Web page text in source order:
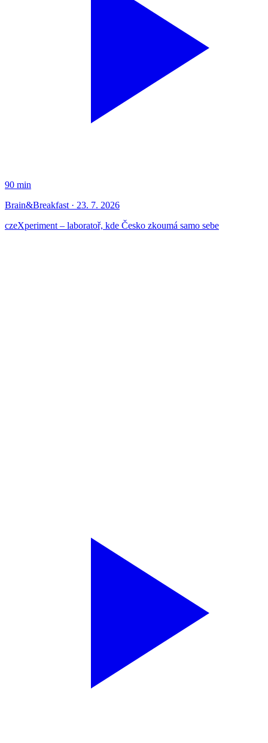
90 min
Brain&Breakfast · 23. 7. 2026
czeXperiment – laboratoř, kde Česko zkoumá samo sebe